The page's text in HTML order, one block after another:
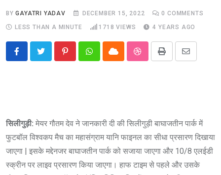
BYGAYATRI YADAV DECEMBER 15, 2022 0 COMMENTS
LESS THAN A MINUTE
1718 VIEWS 4 YEARS AGO
PinterestWhatsappCloud StumbleUpon
Print
Share
सिलीगुड़ी: मेयर गौतम देव ने जानकारी दी की सिलीगुड़ी बाघाजतीन पार्क में
फुटबॉल विश्वकप मैच का महासंग्राम यानि फाइनल का सीधा प्रसारण दिखाया
जाएगा | इसके मद्देनजर बाघाजतीन पार्क को सजाया जाएगा और 10/8 एलईडी
स्क्रीन पर लाइव प्रसारण किया जाएगा। हाफ टाइम से पहले और उसके